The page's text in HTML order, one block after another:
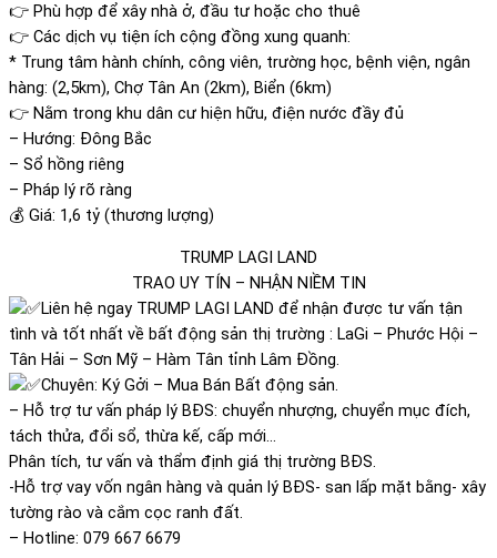
👉 Phù hợp để xây nhà ở, đầu tư hoặc cho thuê
👉 Các dịch vụ tiện ích cộng đồng xung quanh:
* Trung tâm hành chính, công viên, trường học, bệnh viện, ngân
hàng: (2,5km), Chợ Tân An (2km), Biển (6km)
👉 Nằm trong khu dân cư hiện hữu, điện nước đầy đủ
– Hướng: Đông Bắc
– Sổ hồng riêng
– Pháp lý rõ ràng
💰 Giá: 1,6 tỷ (thương lượng)
TRUMP LAGI LAND
TRAO UY TÍN – NHẬN NIỀM TIN
Liên hệ ngay TRUMP LAGI LAND để nhận được tư vấn tận
tình và tốt nhất về bất động sản thị trường : LaGi – Phước Hội –
Tân Hải – Sơn Mỹ – Hàm Tân tỉnh Lâm Đồng.
Chuyên: Ký Gởi – Mua Bán Bất động sản.
– Hỗ trợ tư vấn pháp lý BĐS: chuyển nhượng, chuyển mục đích,
tách thửa, đổi sổ, thừa kế, cấp mới…
Phân tích, tư vấn và thẩm định giá thị trường BĐS.
-Hỗ trợ vay vốn ngân hàng và quản lý BĐS- san lấp mặt bằng- xây
tường rào và cắm cọc ranh đất.
– Hotline: 079 667 6679